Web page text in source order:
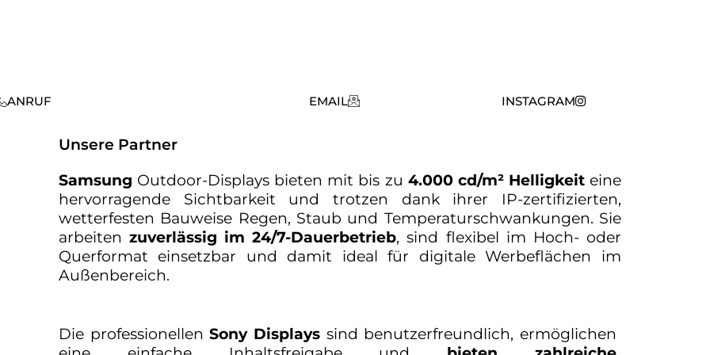
ANRUF EMAIL INSTAGRAM
Unsere Partner
Samsung Outdoor-Displays bieten mit bis zu 4.000 cd/m² Helligkeiteine
hervorragende Sichtbarkeit und trotzen dank ihrer IP-zertifizierten,
wetterfesten Bauweise Regen, Staub und Temperaturschwankungen. Sie
arbeitenzuverlässig im 24/7-Dauerbetrieb, sind flexibel im Hoch- oder
Querformat einsetzbar und damit ideal für digitale Werbeflächen im
Außenbereich.
Die professionellenSony Displays sind benutzerfreundlich, ermöglichen